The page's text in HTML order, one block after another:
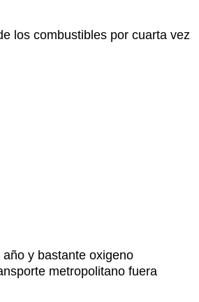
los combustibles por cuarta vez
y bastante oxigeno
metropolitano fuera